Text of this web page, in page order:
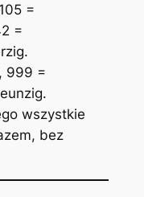
=
=
.
999 =
.
wszystkie
bez